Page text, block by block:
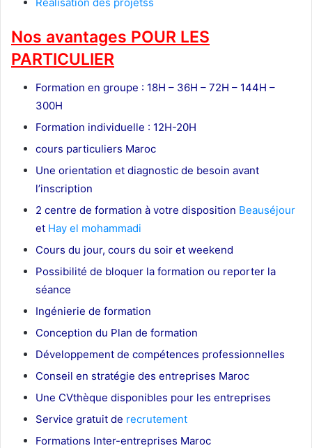
Nos avantages POUR LES
PARTICULIER
Formation en groupe : 18H – 36H – 72H – 144H –
300H
Formation individuelle : 12H-20H
cours particuliers Maroc
Une orientation et diagnostic de besoin avant
l’inscription
2 centre de formation à votre disposition Beauséjour
et Hay el mohammadi
Cours du jour, cours du soir et weekend
Possibilité de bloquer la formation ou reporter la
séance
Ingénierie de formation
Conception du Plan de formation
Développement de compétences professionnelles
Conseil en stratégie des entreprises Maroc
Une CVthèque disponibles pour les entreprises
Service gratuit de recrutement
Formations Inter-entreprises Maroc